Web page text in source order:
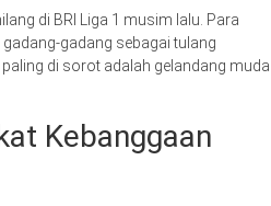
di BRI Liga 1 musim lalu. Para
gadang sebagai tulang
di sorot adalah gelandang muda
Kebanggaan